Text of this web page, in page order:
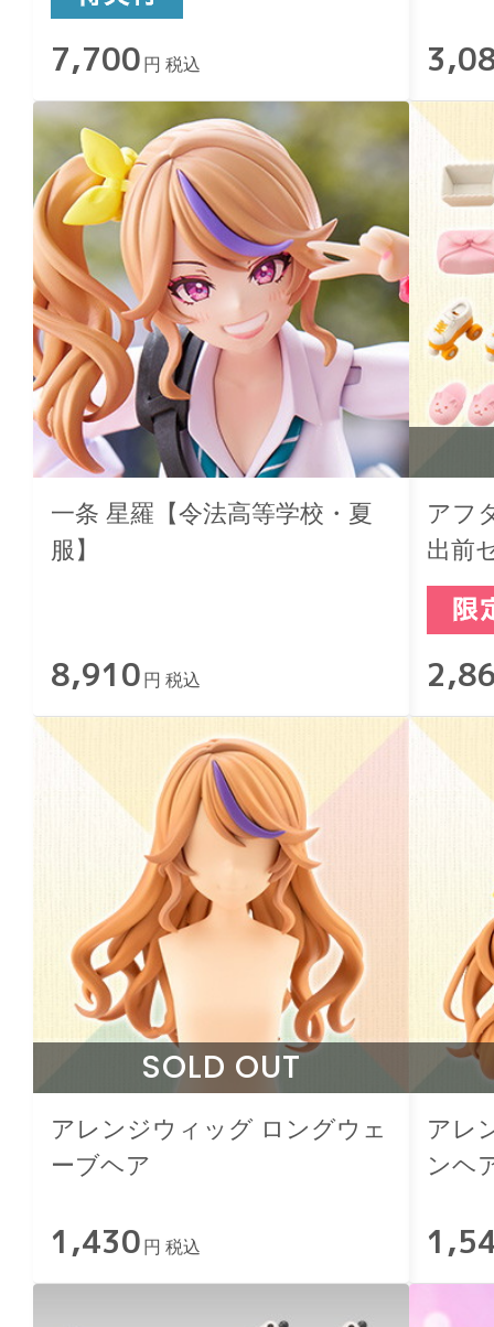
7,700 円 税込
一条 星羅【令法高等学校・夏
服】
8,910 円 税込
アフ
出前
SOLD OUT
アレンジウィッグ ロングウェ
ーブヘア
1,430 円 税込
アレ
ンヘ